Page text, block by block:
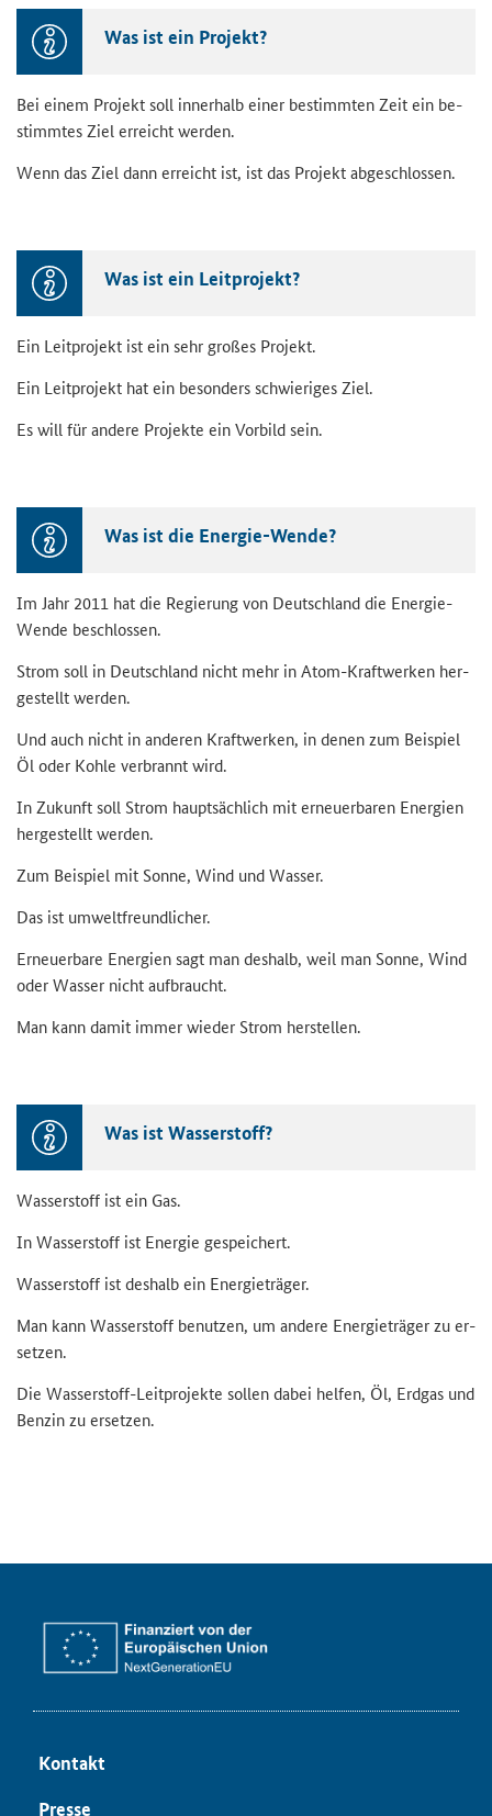
Was ist ein Pro­jekt?
Bei einem Pro­jekt soll in­ner­halb einer be­stimm­ten Zeit ein be­
stimm­tes Ziel er­reicht wer­den.
Wenn das Ziel dann er­reicht ist, ist das Pro­jekt ab­ge­schlos­sen.
Was ist ein Leit­pro­jekt?
Ein Leit­pro­jekt ist ein sehr gro­ßes Pro­jekt.
Ein Leit­pro­jekt hat ein be­son­ders schwie­ri­ges Ziel.
Es will für an­de­re Pro­jek­te ein Vor­bild sein.
Was ist die Energie-​​Wende?
Im Jahr 2011 hat die Re­gie­rung von Deutsch­land die Energie-​​
Wende be­schlos­sen.
Strom soll in Deutsch­land nicht mehr in Atom-​Kraft­wer­ken her­
ge­stellt wer­den.
Und auch nicht in an­de­ren Kraft­wer­ken, in denen zum Bei­spiel
Öl oder Kohle ver­brannt wird.
In Zu­kunft soll Strom haupt­säch­lich mit er­neu­er­ba­ren En­er­gien
her­ge­stellt wer­den.
Zum Bei­spiel mit Sonne, Wind und Was­ser.
Das ist um­welt­freund­li­cher.
Er­neu­er­ba­re En­er­gien sagt man des­halb, weil man Sonne, Wind
oder Was­ser nicht auf­braucht.
Man kann damit immer wie­der Strom her­stel­len.
Was ist Was­ser­stoff?
Was­ser­stoff ist ein Gas.
In Was­ser­stoff ist En­er­gie ge­spei­chert.
Was­ser­stoff ist des­halb ein En­er­gie­trä­ger.
Man kann Was­ser­stoff be­nut­zen, um an­de­re En­er­gie­trä­ger zu er­
set­zen.
Die Wasserstoff-​Leitprojekte sol­len dabei hel­fen, Öl, Erd­gas und
Ben­zin zu er­set­zen.
Kon­takt
Pres­se